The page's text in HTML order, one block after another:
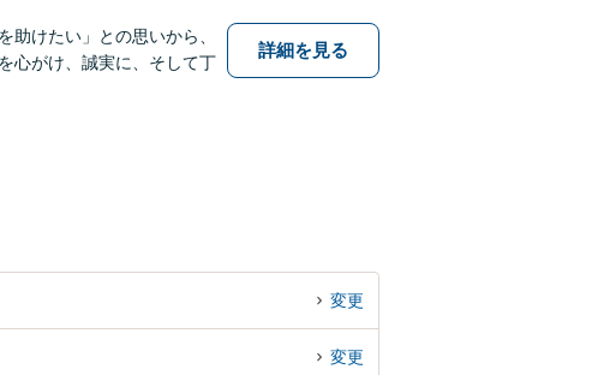
助けたい」との思いから、
心がけ、誠実に、そして丁
詳細を見る
変更
変更